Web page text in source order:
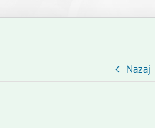
Nazaj